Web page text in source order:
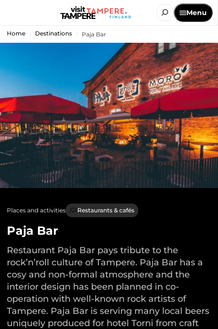
Menu
Home Destinations Paja Bar
Places and activities Restaurants & cafés
Paja Bar
Restaurant Paja Bar pays tribute to the
rock’n’roll culture of Tampere. Paja Bar has a
cosy and non-formal atmosphere and the
interior design has been planned in co-
operation with well-known rock artists of
Tampere. Paja Bar is serving many local beers
uniquely produced for hotel Torni from craft